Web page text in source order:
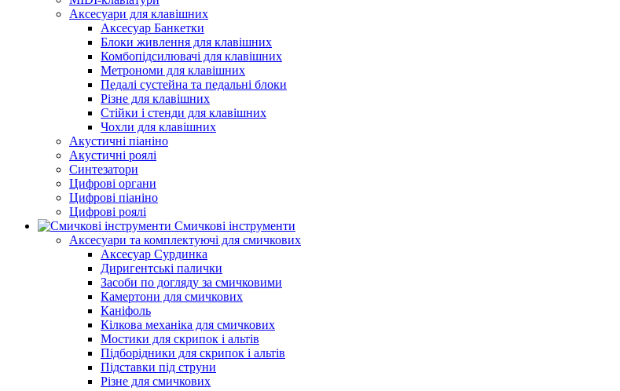
Аксесуари для клавішних
Аксесуар Банкетки
Блоки живлення для клавішних
Комбопідсилювачі для клавішних
Метрономи для клавішних
Педалі сустейна та педальні блоки
Різне для клавішних
Стійки і стенди для клавішних
Чохли для клавішних
Акустичні піаніно
Акустичні роялі
Синтезатори
Цифрові органи
Цифрові піаніно
Цифрові роялі
Смичкові інструменти
Аксесуари та комплектуючі для смичкових
Аксесуар Сурдинка
Диригентські палички
Засоби по догляду за смичковими
Камертони для смичкових
Каніфоль
Кілкова механіка для смичкових
Мостики для скрипок і альтів
Підборiдники для скрипок і альтів
Підставки під струни
Різне для смичкових